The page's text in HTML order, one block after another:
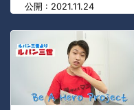
公開 : 2021.11.24